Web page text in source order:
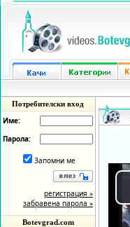
Потребителски вход
Име:
Парола:
Запомни ме
регистрация »
забравена парола »
Botevgrad.com